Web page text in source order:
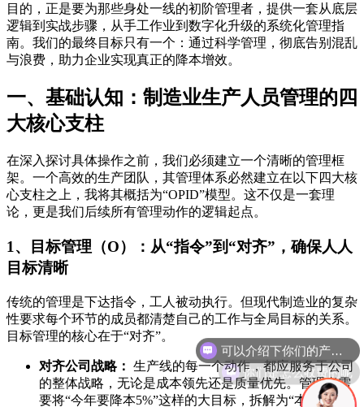
目的，正是要为那些身处一线的初阶管理者，提供一套从底层
逻辑到实战步骤，从手工作业到数字化升级的系统化管理指
南。我们的最终目标只有一个：通过科学管理，彻底告别混乱
与浪费，助力企业实现真正的降本增效。
一、基础认知：制造业生产人员管理的四
大核心支柱
在深入探讨具体操作之前，我们必须建立一个清晰的管理框
架。一个高效的生产团队，其管理体系必然建立在以下四大核
心支柱之上，我将其概括为“OPID”模型。这不仅是一套理
论，更是我们后续所有管理动作的逻辑起点。
1、目标管理（O）：从“指令”到“对齐”，确保人人
目标清晰
传统的管理是下达指令，工人被动执行。但现代制造业的复杂
性要求每个环节的成员都清楚自己的工作与全局目标的关系。
目标管理的核心在于“对齐”。
对齐公司战略： 生产线的每一个动作，都应服务于公司
的整体战略，无论是成本领先还是质量优先。管理者需
要将“今年要降本5%”这样的大目标，拆解为“本月A产线
你们是怎么收费的呢